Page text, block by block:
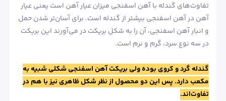
تفاوت‌های گندله با آهن اسفنجی میزان عیار آهن است یعنی عیار
آهن در آهن اسفنجی بیشتر از گندله است. برای آسان‌تر شدن حمل
و انبار آهن اسفنجی، آن را به شکل بریکت در می‌آورند این بریکت
در سه نوع سرد، گرم و نرم است.
گندله گرد و کروی بوده ولی بریکت آهن اسفنجی شکلی شبیه به
مکعب دارد. پس این دو محصول از نظر شکل ظاهری نیز با هم در
تفاوت‌اند.